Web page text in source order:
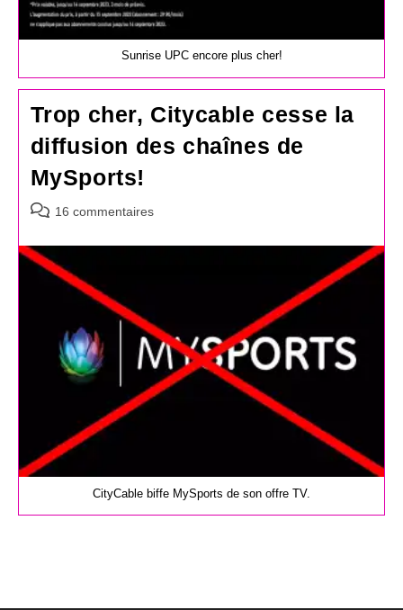
Sunrise UPC encore plus cher!
Trop cher, Citycable cesse la
diffusion des chaînes de
MySports!
Commentaires
la
publication :
16 commentaires
CityCable biffe MySports de son offre TV.